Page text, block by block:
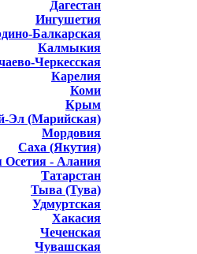
Дагестан
Ингушетия
Балкарская
Калмыкия
Черкесская
Карелия
Коми
Крым
Эл (Марийская)
Мордовия
Саха (Якутия)
Осетия - Алания
Татарстан
Тыва (Тува)
Удмуртская
Хакасия
Чеченская
Чувашская